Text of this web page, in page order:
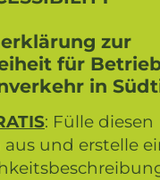
zur
für
in
: Fülle diesen
aus und erstelle